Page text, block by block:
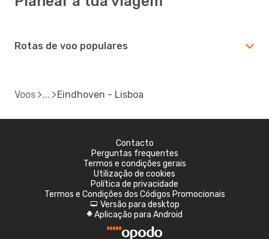
Rotas de voo populares
Voos Eindhoven - Lisboa
Contacto
Perguntas frequentes
Termos e condições gerais
Utilização de cookies
Política de privacidade
Termos e Condições dos Códigos Promocionais
d Versão para desktop
A Aplicação para Android